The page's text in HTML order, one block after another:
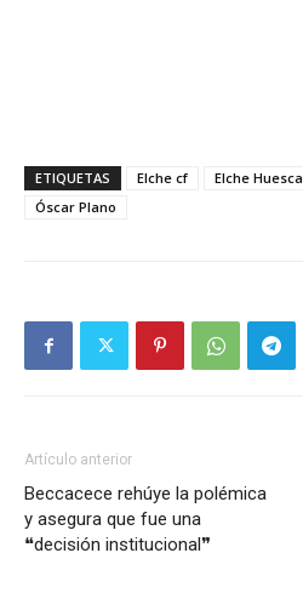
ETIQUETAS Elche cf Elche Huesca
Óscar Plano
Artículo anterior
Beccacece rehúye la polémica
y asegura que fue una
❝decisión institucional❞